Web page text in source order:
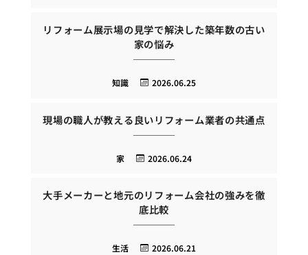
リフォーム展示場の見学で解決した築年数の古い
家の悩み
2026.06.25
知識
現場の職人が教える良いリフォーム業者の共通点
2026.06.24
家
大手メーカーと地元のリフォーム会社の強みを徹
底比較
2026.06.21
生活